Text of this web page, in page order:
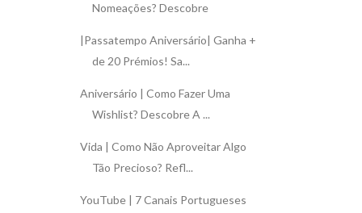
Nomeações? Descobre
|Passatempo Aniversário| Ganha +
de 20 Prémios! Sa...
Aniversário | Como Fazer Uma
Wishlist? Descobre A ...
Vida | Como Não Aproveitar Algo
Tão Precioso? Refl...
YouTube | 7 Canais Portugueses